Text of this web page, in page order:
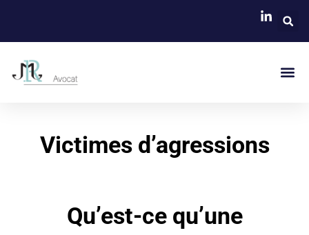
content
Victimes d’agressions
Qu’est-ce qu’une